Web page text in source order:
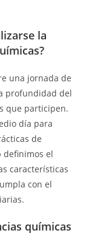
la
una jornada de
profundidad del
que participen.
día para
de
definimos el
características
con el
químicas